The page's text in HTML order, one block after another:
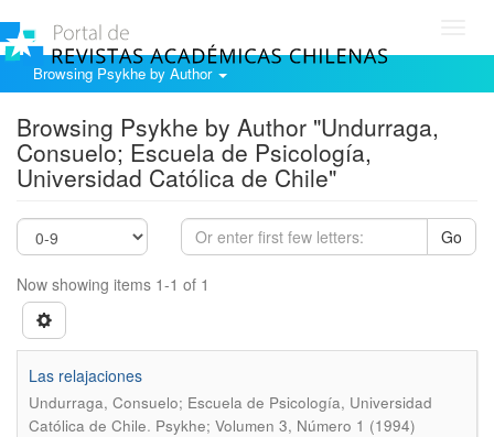
Browsing Psykhe by Author
Browsing Psykhe by Author "Undurraga,
Consuelo; Escuela de Psicología,
Universidad Católica de Chile"
Go
Now showing items 1-1 of 1
Las relajaciones
Undurraga, Consuelo; Escuela de Psicología, Universidad
Católica de Chile. Psykhe; Volumen 3, Número 1 (1994)